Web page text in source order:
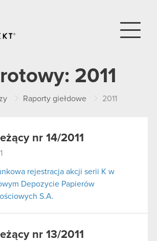
2011
Raporty giełdowe 2011
nr 14/2011
rejestracja akcji serii K w
Depozycie Papierów
S.A.
nr 13/2011